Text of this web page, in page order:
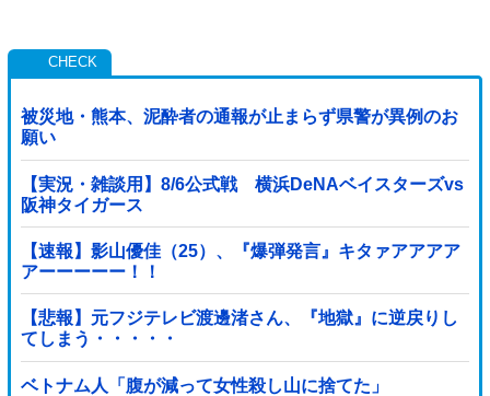
被災地・熊本、泥酔者の通報が止まらず県警が異例のお
願い
【実況・雑談用】8/6公式戦 横浜DeNAベイスターズvs
阪神タイガース
【速報】影山優佳（25）、『爆弾発言』キタァアアアア
アーーーーー！！
【悲報】元フジテレビ渡邊渚さん、『地獄』に逆戻りし
てしまう・・・・・
ベトナム人「腹が減って女性殺し山に捨てた」